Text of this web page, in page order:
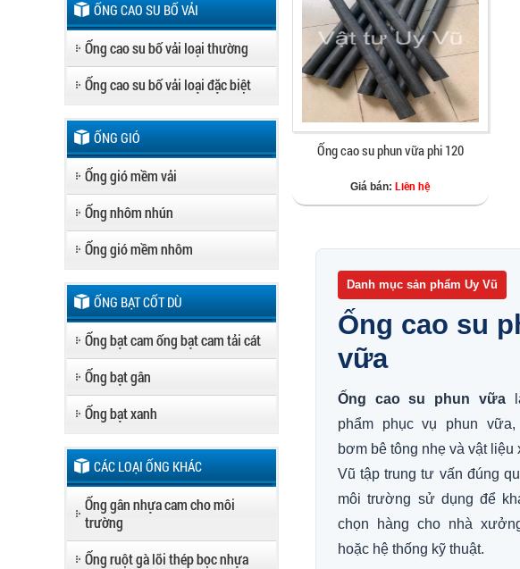
ỐNG CAO SU BỐ VẢI
Ống cao su bố vải loại thường
Ống cao su bố vải loại đặc biệt
ỐNG GIÓ
Ống gió mềm vải
Ống nhôm nhún
Ống gió mềm nhôm
ỐNG BẠT CỐT DÙ
Ống bạt cam ống bạt cam tải cát
Ống bạt gân
Ống bạt xanh
CÁC LOẠI ỐNG KHÁC
Ống gân nhựa cam cho môi
trường
Ống ruột gà lõi thép bọc nhựa
Ống cao su phun vữa phi 120
Giá bán: Liên hệ
Danh mục sản phẩm Uy Vũ
Ống cao su
vữa
Ống cao su phun vữa
phẩm phục vụ phun
bơm bê tông nhẹ và vật liệu
Vũ tập trung tư vấn đúng
môi trường sử dụng để
chọn hàng cho nhà
hoặc hệ thống kỹ thuật.